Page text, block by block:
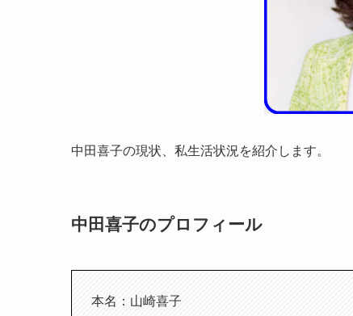
中田喜子の現状、私生活状況を紹介します。
中田喜子のプロフィール
本名：山崎喜子